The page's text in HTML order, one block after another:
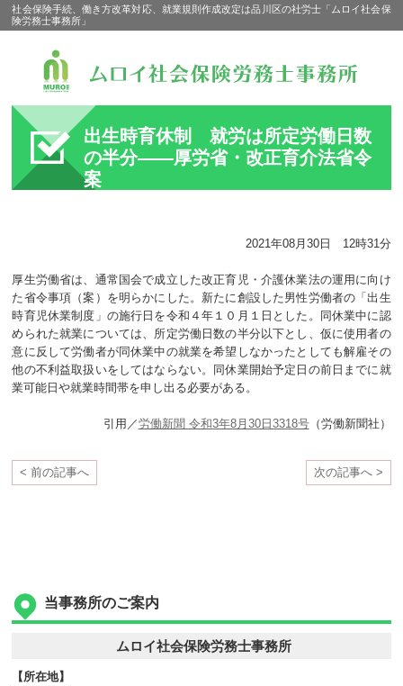
社会保険手続、働き方改革対応、就業規則作成改定は品川区の社労士「ムロイ社会保
険労務士事務所」
出生時育休制 就労は所定労働日数
の半分――厚労省・改正育介法省令
案
2021年08月30日 12時31分
厚生労働省は、通常国会で成立した改正育児・介護休業法の運用に向け
た省令事項（案）を明らかにした。新たに創設した男性労働者の「出生
時育児休業制度」の施行日を令和４年１０月１日とした。同休業中に認
められた就業については、所定労働日数の半分以下とし、仮に使用者の
意に反して労働者が同休業中の就業を希望しなかったとしても解雇その
他の不利益取扱いをしてはならない。同休業開始予定日の前日までに就
業可能日や就業時間帯を申し出る必要がある。
引用／労働新聞 令和3年8月30日3318号（労働新聞社）
< 前の記事へ 次の記事へ >
当事務所のご案内
ムロイ社会保険労務士事務所
【所在地】